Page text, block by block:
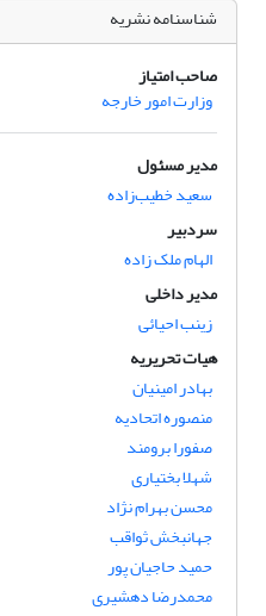
شناسنامه نشریه
صاحب امتیاز
وزارت امور خارجه
مدیر مسئول
سعید خطیب‌زاده
سردبیر
الهام ملک زاده
مدیر داخلی
زینب احیائی
هیات تحریریه
بهادر امینیان
منصوره اتحادیه
صفورا برومند
شهلا بختیاری
محسن بهرام نژاد
جهانبخش ثواقب
حمید حاجیان پور
محمدرضا دهشیری